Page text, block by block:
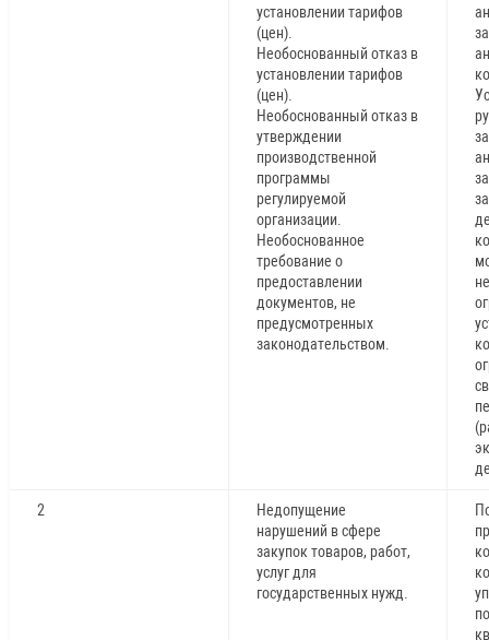
установлении тарифов
(цен).
Необоснованный отказ в
установлении тарифов
(цен).
Необоснованный отказ в
утверждении
производственной
программы
регулируемой
организации.
Необоснованное
требование о
предоставлении
документов, не
предусмотренных
законодательством.
2
Недопущение
нарушений в сфере
закупок товаров, работ,
услуг для
государственных нужд.